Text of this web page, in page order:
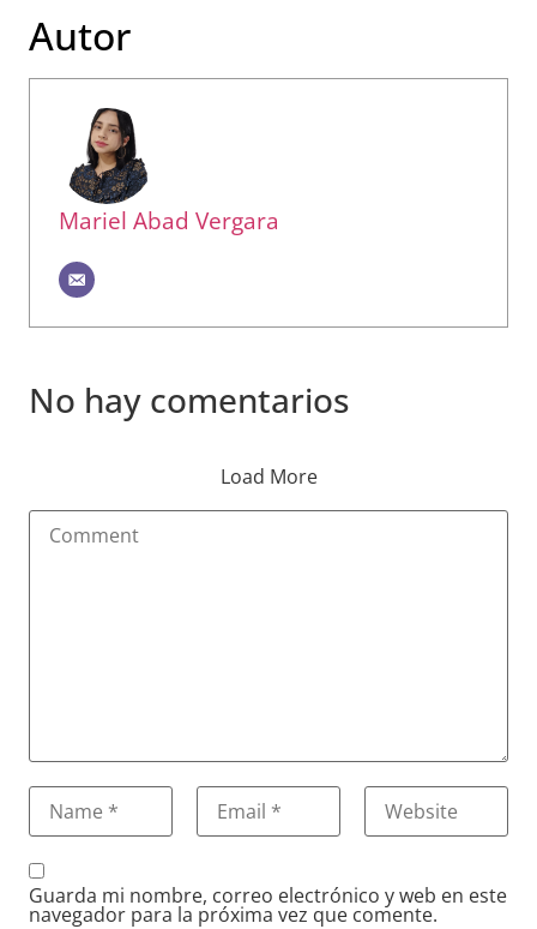
Autor
Mariel Abad Vergara
No hay comentarios
Load More
Guarda mi nombre, correo electrónico y web en este
navegador para la próxima vez que comente.